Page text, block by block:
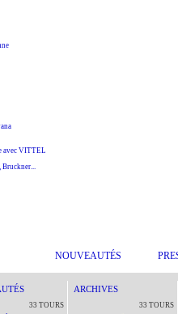
avec VITTEL
NOUVEAUTÉS
33 TOURS
ARCHIVES
33 TOURS